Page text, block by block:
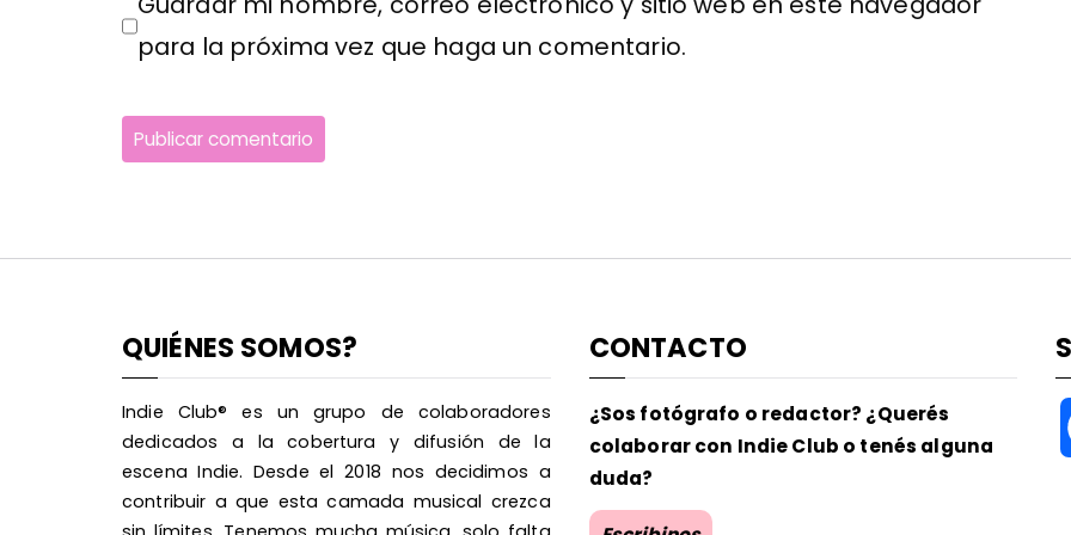
para la próxima vez que haga un comentario.
QUIÉNES SOMOS?
Indie Club® es un grupo de colaboradores
dedicados a la cobertura y difusión de la
escena Indie. Desde el 2018 nos decidimos a
contribuir a que esta camada musical crezca
CONTACTO
¿Sos fotógrafo o redactor? ¿Querés
colaborar con Indie Club o tenés alguna
duda?